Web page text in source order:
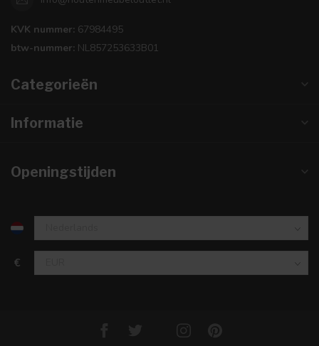
KVK nummer: 67984495
btw-nummer: NL857253633B01
Categorieën
Informatie
Openingstijden
€